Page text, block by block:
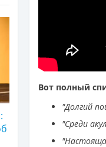
Вот полный
"Долгий
"​Среди